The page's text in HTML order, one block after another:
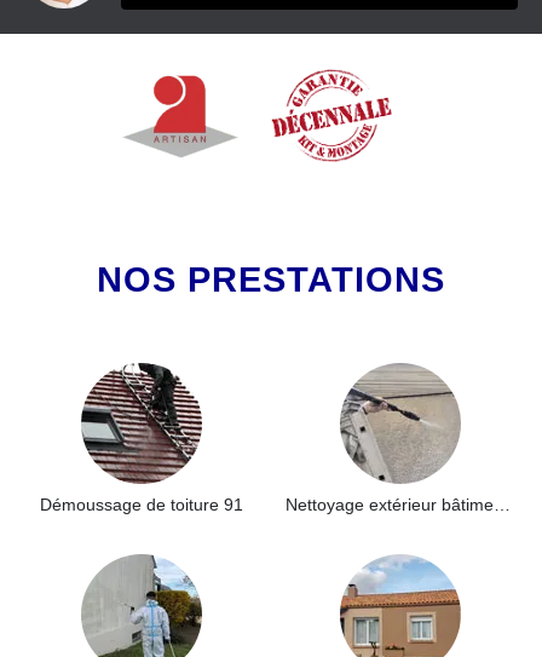
NOS PRESTATIONS
Démoussage de toiture 91